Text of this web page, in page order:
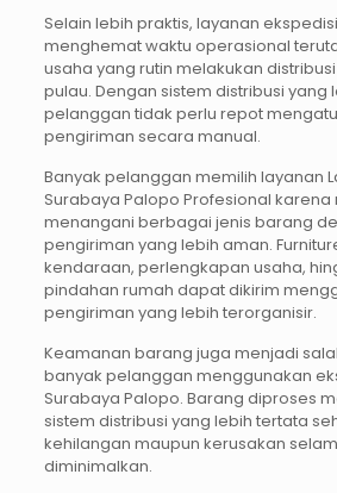
Selain lebih praktis, layanan
menghemat waktu operasional
usaha yang rutin melakukan
pulau. Dengan sistem distribusi yang
pelanggan tidak perlu repot
pengiriman secara manual.
Banyak pelanggan memilih layanan
Surabaya Palopo Profesional karena
menangani berbagai jenis barang
pengiriman yang lebih aman.
kendaraan, perlengkapan usaha,
pindahan rumah dapat dikirim
pengiriman yang lebih terorganisir.
Keamanan barang juga menjadi
banyak pelanggan menggunakan
Surabaya Palopo. Barang diproses
sistem distribusi yang lebih tertata
kehilangan maupun kerusakan
diminimalkan.